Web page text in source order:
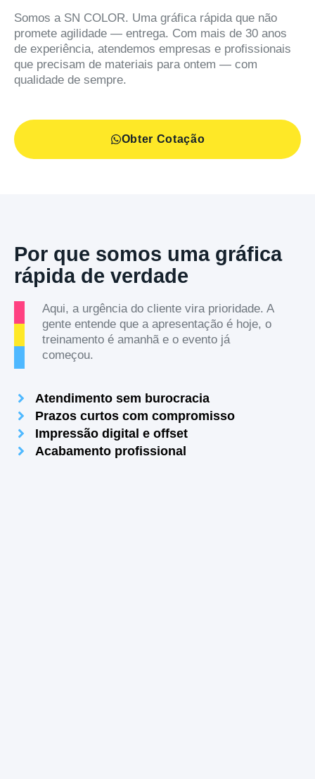
Somos a SN COLOR. Uma gráfica rápida que não
promete agilidade — entrega. Com mais de 30 anos
de experiência, atendemos empresas e profissionais
que precisam de materiais para ontem — com
qualidade de sempre.
Obter Cotação
Por que somos uma gráfica
rápida de verdade
Aqui, a urgência do cliente vira prioridade. A
gente entende que a apresentação é hoje, o
treinamento é amanhã e o evento já
começou.
Atendimento sem burocracia
Prazos curtos com compromisso
Impressão digital e offset
Acabamento profissional